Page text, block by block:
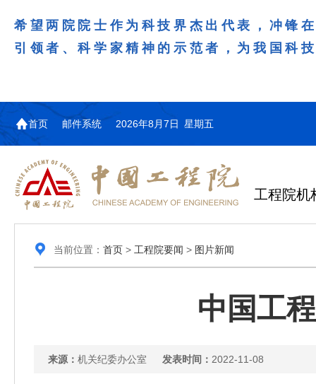
希望两院院士作为科技界杰出代表，冲锋
引领者、科学家精神的示范者，为我国科
首页 邮件系统 2026年8月7日 星期五
工程院机
当前位置： 首页> 工程院要闻 > 图片新闻
中国工
来源： 机关纪委办公室 发表时间： 2022-11-08